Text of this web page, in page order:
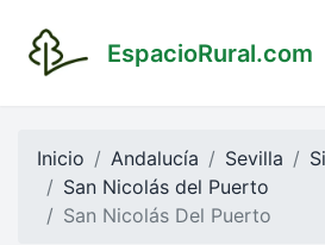
EspacioRural.com
Inicio Andalucía Sevilla
San Nicolás del Puerto
San Nicolás Del Puerto